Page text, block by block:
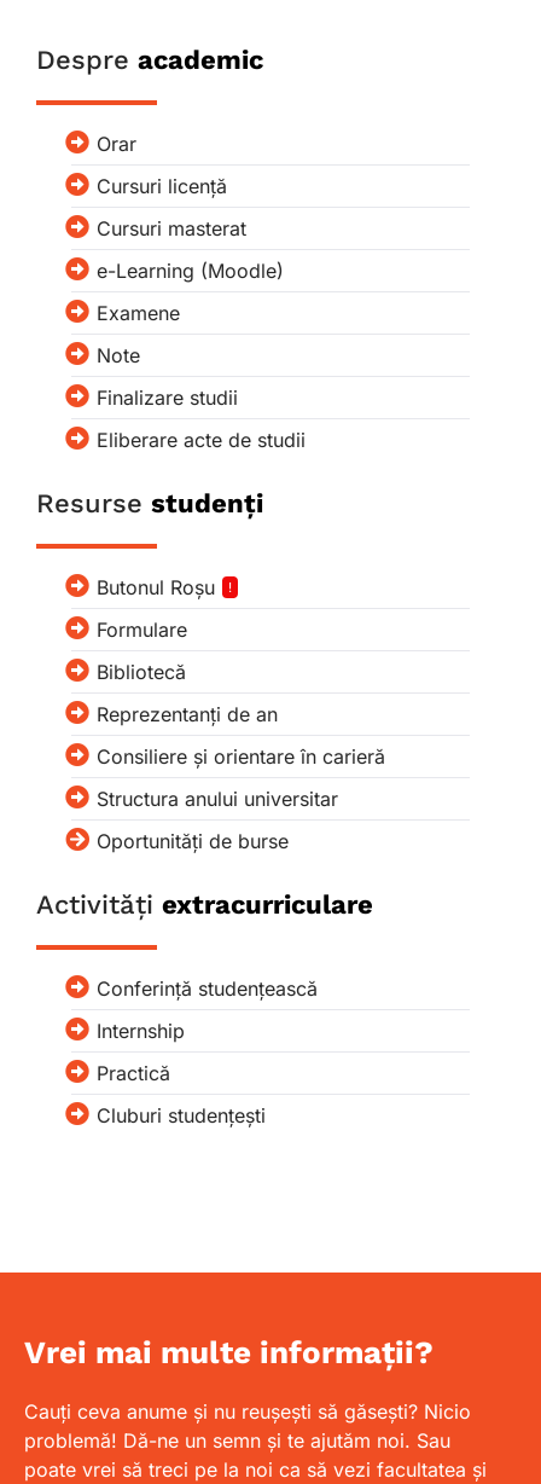
Despre academic
Orar
Cursuri licență
Cursuri masterat
e-Learning (Moodle)
Examene
Note
Finalizare studii
Eliberare acte de studii
Resurse studenți
Butonul Roșu !
Formulare
Bibliotecă
Reprezentanți de an
Consiliere și orientare în carieră
Structura anului universitar
Oportunități de burse
Activități extracurriculare
Conferință studențească
Internship
Practică
Cluburi studențești
Vrei mai multe informații?
Cauți ceva anume și nu reușești să găsești? Nicio
problemă! Dă-ne un semn și te ajutăm noi. Sau
poate vrei să treci pe la noi ca să vezi facultatea și